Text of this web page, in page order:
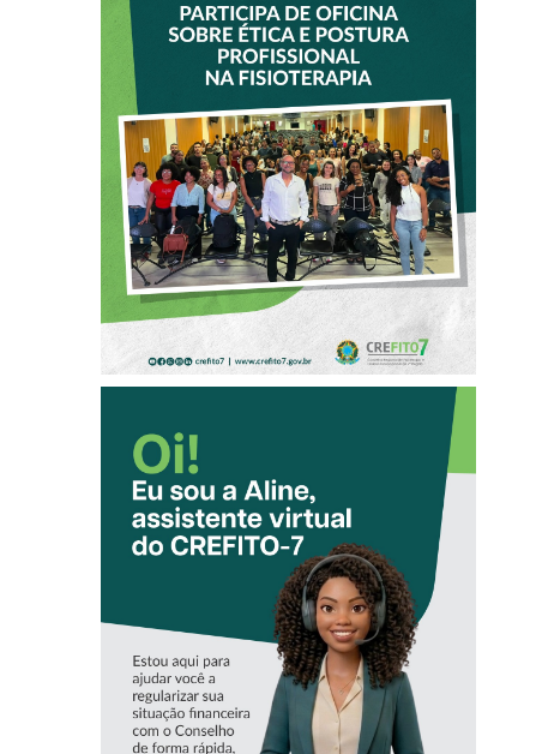
VICE-PRESIDENTE
DO CREFITO-7
PARTICIPA DE
OFICINA SOBRE
ÉTICA E POSTURA
PROFISSIONAL NA
FISIOTERAPIA
CONHEÇA A
‘ALINE’,
ASSISTENTE
VIRTUAL DO
CREFITO-7